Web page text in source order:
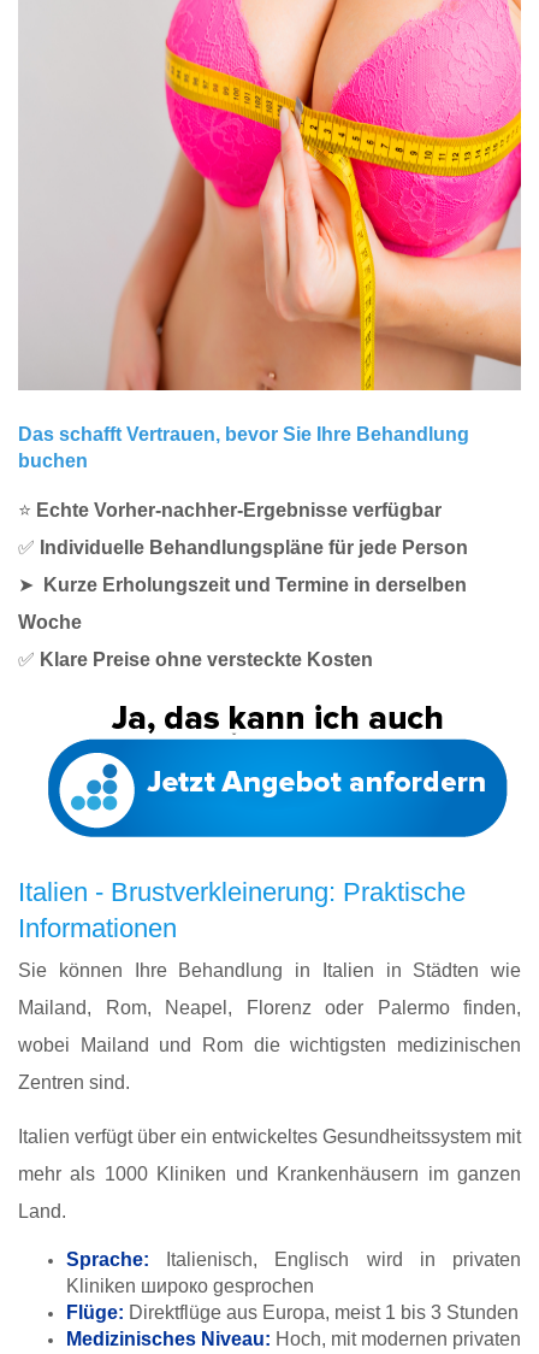
Das schafft Vertrauen, bevor Sie Ihre Behandlung
buchen
⭐ Echte Vorher-nachher-Ergebnisse verfügbar
✅ Individuelle Behandlungspläne für jede Person
➤
Kurze Erholungszeit und Termine in derselben
Woche
✅ Klare Preise ohne versteckte Kosten
Italien - Brustverkleinerung: Praktische
Informationen
Sie können Ihre Behandlung in Italien in Städten wie
Mailand, Rom, Neapel, Florenz oder Palermo finden,
wobei Mailand und Rom die wichtigsten medizinischen
Zentren sind.
Italien verfügt über ein entwickeltes Gesundheitssystem mit
mehr als 1000 Kliniken und Krankenhäusern im ganzen
Land.
Sprache:
Italienisch, Englisch wird in privaten
Kliniken широко gesprochen
Flüge: Direktflüge aus Europa, meist 1 bis 3 Stunden
Medizinisches Niveau: Hoch, mit modernen privaten